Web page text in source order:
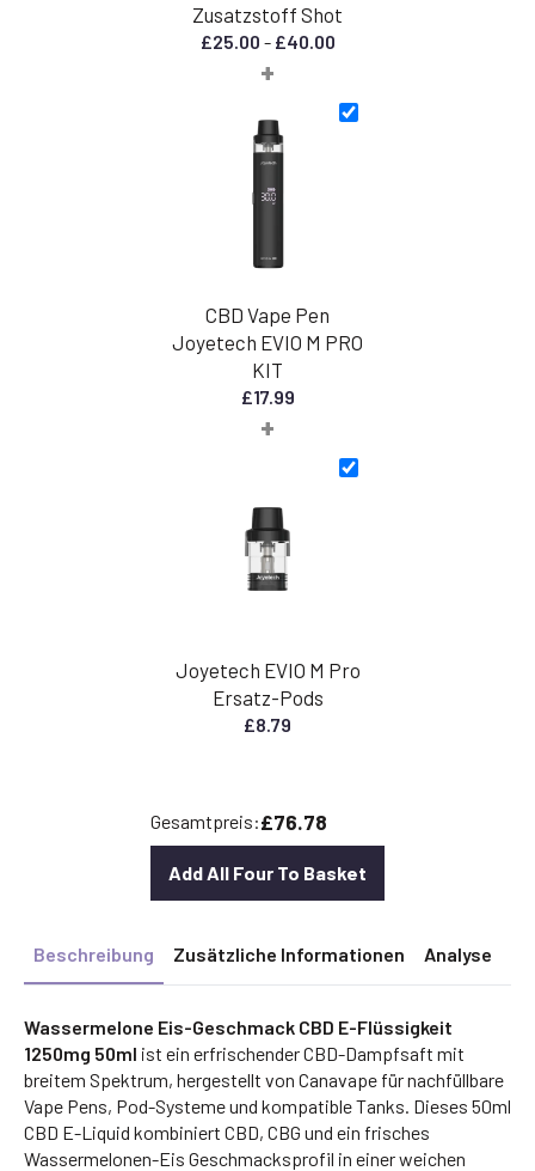
Zusatzstoff Shot
£25.00 - £40.00Preisspanne:
£40.00
+
CBD Vape Pen
Joyetech EVIO M PRO
KIT
£17.99
+
Joyetech EVIO M Pro
Ersatz-Pods
£8.79
Gesamtpreis:£76.78
Add All Four To Basket
Beschreibung Zusätzliche Informationen Analyse
Wassermelone Eis-Geschmack CBD E-Flüssigkeit
1250mg 50ml ist ein erfrischender CBD-Dampfsaft mit
breitem Spektrum, hergestellt von Canavape für nachfüllbare
Vape Pens, Pod-Systeme und kompatible Tanks. Dieses 50ml
CBD E-Liquid kombiniert CBD, CBG und ein frisches
Wassermelonen-Eis Geschmacksprofil in einer weichen